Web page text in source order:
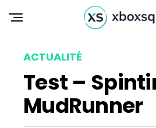
ACTUALITÉ
Test –
MudRunner